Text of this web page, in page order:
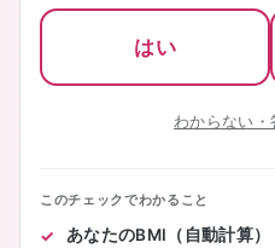
はい
わからない
このチェックでわかること
あなたのBMI（自動計算）